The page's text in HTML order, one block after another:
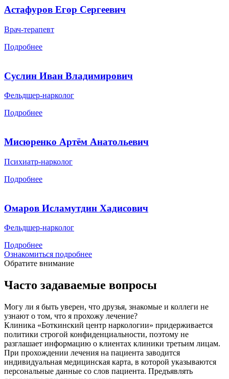
Астафуров Егор Сергеевич
Врач-терапевт
Подробнее
Суслин Иван Владимирович
Фельдшер-нарколог
Подробнее
Мисюренко Артём Анатольевич
Психиатр-нарколог
Подробнее
Омаров Исламутдин Хадисович
Фельдшер-нарколог
Подробнее
Ознакомиться подробнее
Обратите внимание
Часто задаваемые вопросы
Могу ли я быть уверен, что друзья, знакомые и коллеги не
узнают о том, что я прохожу лечение?
Клиника «Боткинский центр наркологии» придерживается
политики строгой конфиденциальности, поэтому не
разглашает информацию о клиентах клиники третьим лицам.
При прохождении лечения на пациента заводится
индивидуальная медицинская карта, в которой указываются
персональные данные со слов пациента. Предъявлять